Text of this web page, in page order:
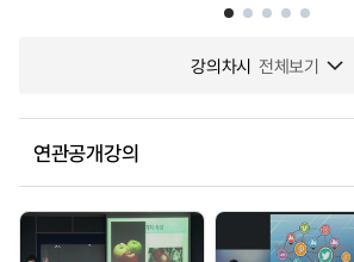
강의차시 전체보기
연관공개강의